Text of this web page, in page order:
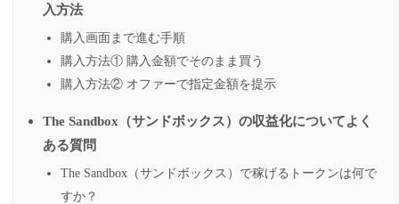
入方法
購入画面まで進む手順
購入方法① 購入金額でそのまま買う
購入方法② オファーで指定金額を提示
The Sandbox（サンドボックス）の収益化についてよく
ある質問
The Sandbox（サンドボックス）で稼げるトークンは何で
すか？